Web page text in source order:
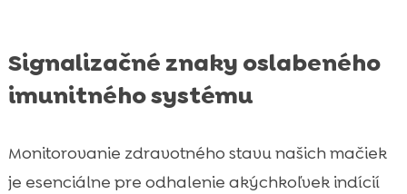
Signalizačné znaky oslabeného
imunitného systému
Monitorovanie zdravotného stavu našich mačiek
je esenciálne pre odhalenie akýchkoľvek indícií